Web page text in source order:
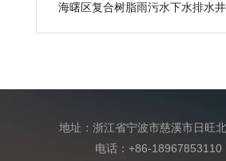
海曙区复合树脂雨污水下水排水
地址：浙江省宁波市慈溪市日旺
电话：+86-18967853110